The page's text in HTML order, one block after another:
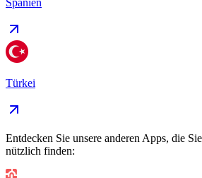
Türkei
Entdecken Sie unsere anderen Apps, die
nützlich finden: